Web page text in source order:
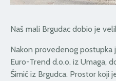
Naš mali Brgudac dobio je
Nakon provedenog
Euro-Trend d.o.o. iz Umaga,
Šimić iz Brgudca. Prostor